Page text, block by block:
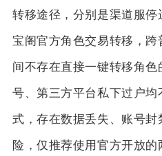
转移途径，分别是渠道服
宝阁官方角色交易转移，
间不存在直接一键转移角
号、第三方平台私下过户
式，存在数据丢失、账号
险，仅推荐使用官方开放